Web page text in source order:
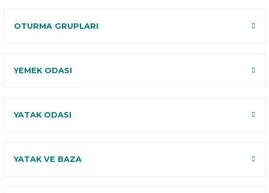
OTURMA GRUPLARI
YEMEK ODASI
YATAK ODASI
YATAK VE BAZA